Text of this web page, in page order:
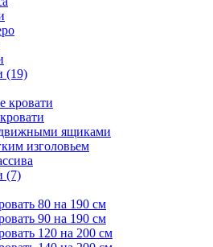
(19)
кровати
ящиками
изголовьем
(7)
80 на 190 см
90 на 190 см
120 на 200 см